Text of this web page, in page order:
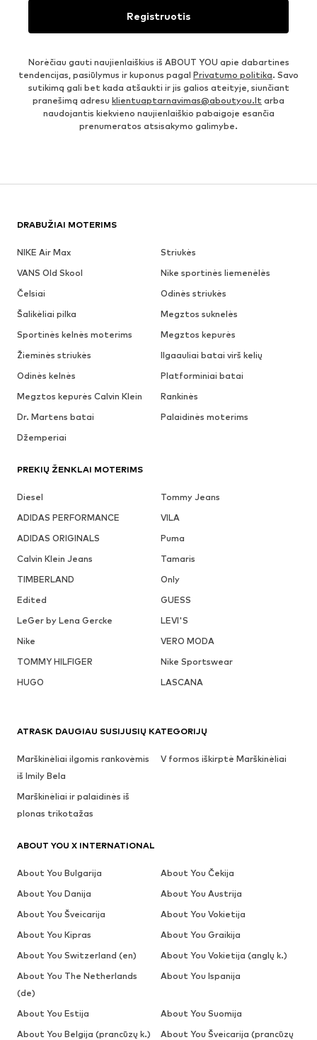
Registruotis
Norėčiau gauti naujienlaiškius iš ABOUT YOU apie dabartines
tendencijas, pasiūlymus ir kuponus pagal Privatumo politika. Savo
sutikimą gali bet kada atšaukti ir jis galios ateityje, siunčiant
pranešimą adresu klientuaptarnavimas@aboutyou.lt arba
naudojantis kiekvieno naujienlaiškio pabaigoje esančia
prenumeratos atsisakymo galimybe.
DRABUŽIAI MOTERIMS
NIKE Air Max
Striukės
VANS Old Skool
Nike sportinės liemenėlės
Čelsiai
Odinės striukės
Šalikėliai pilka
Megztos suknelės
Sportinės kelnės moterims
Megztos kepurės
Žieminės striukės
Ilgaauliai batai virš kelių
Odinės kelnės
Platforminiai batai
Megztos kepurės Calvin Klein
Rankinės
Dr. Martens batai
Palaidinės moterims
Džemperiai
PREKIŲ ŽENKLAI MOTERIMS
Diesel
Tommy Jeans
ADIDAS PERFORMANCE
VILA
ADIDAS ORIGINALS
Puma
Calvin Klein Jeans
Tamaris
TIMBERLAND
Only
Edited
GUESS
LeGer by Lena Gercke
LEVI'S
Nike
VERO MODA
TOMMY HILFIGER
Nike Sportswear
HUGO
LASCANA
ATRASK DAUGIAU SUSIJUSIŲ KATEGORIJŲ
Marškinėliai ilgomis rankovėmis
iš Imily Bela
V formos iškirptė Marškinėliai
Marškinėliai ir palaidinės iš
plonas trikotažas
ABOUT YOU X INTERNATIONAL
About You Bulgarija
About You Čekija
About You Danija
About You Austrija
About You Šveicarija
About You Vokietija
About You Kipras
About You Graikija
About You Switzerland (en)
About You Vokietija (anglų k.)
About You The Netherlands
(de)
About You Ispanija
About You Estija
About You Suomija
About You Belgija (prancūzų k.)
About You Šveicarija (prancūzų